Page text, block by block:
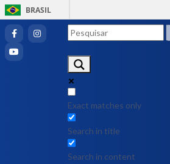
BRASIL
Exact matches only
Search in title
Search in content